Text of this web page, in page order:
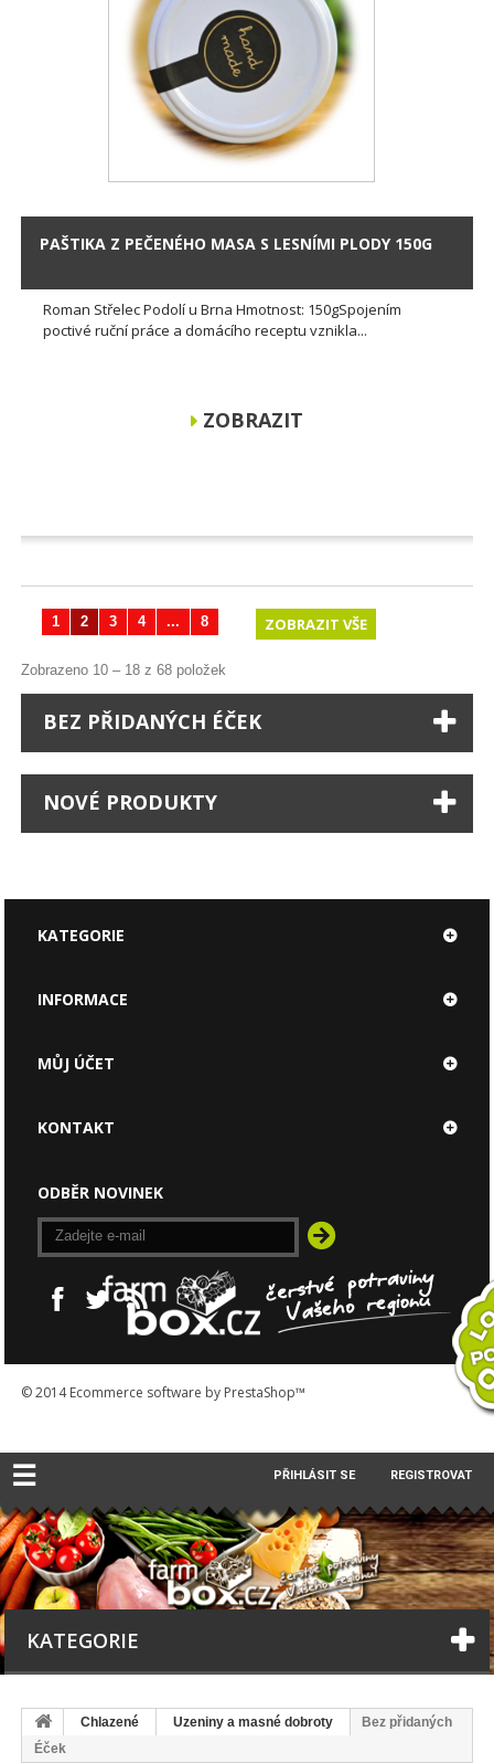
PAŠTIKA Z PEČENÉHO MASA S LESNÍMI PLODY 150G
Roman Střelec Podolí u Brna Hmotnost: 150gSpojením
poctivé ruční práce a domácího receptu vznikla...
ZOBRAZIT
ZOBRAZIT VŠE
1 2 3 4 ... 8
Zobrazeno 10 – 18 z 68 položek
BEZ PŘIDANÝCH ÉČEK
NOVÉ PRODUKTY
KATEGORIE
INFORMACE
© 2014Ecommerce software by PrestaShop™
MŮJ ÚČET
KONTAKT
ODBĚR NOVINEK
☰ PŘIHLÁSIT SE REGISTROVAT
KATEGORIE
Chlazené Uzeniny a masné dobroty
Bez přidaných
Éček